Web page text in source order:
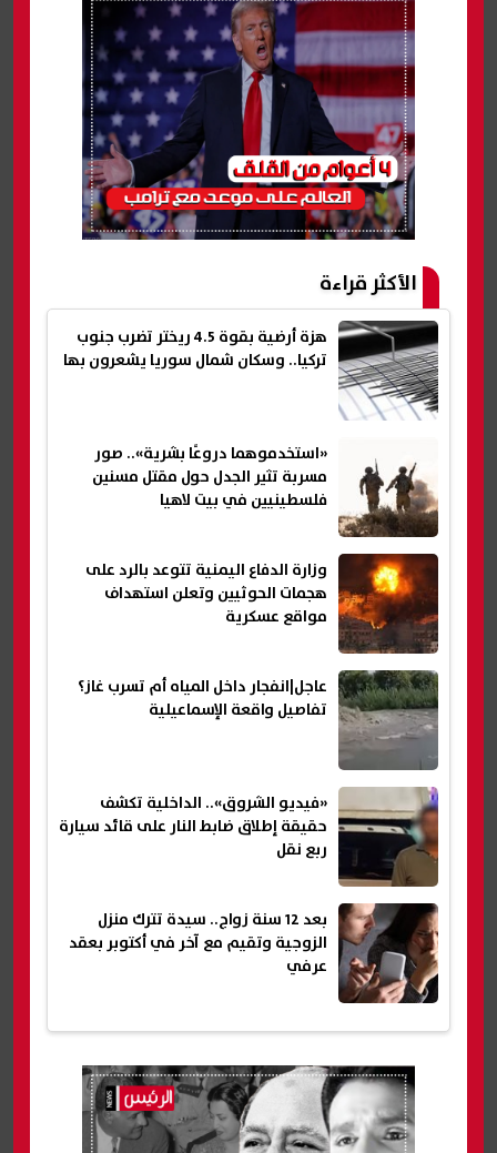
الأكثر قراءة
هزة أرضية بقوة 4.5 ريختر تضرب جنوب
تركيا.. وسكان شمال سوريا يشعرون بها
«استخدموهما دروعًا بشرية».. صور
مسربة تثير الجدل حول مقتل مسنين
فلسطينيين في بيت لاهيا
وزارة الدفاع اليمنية تتوعد بالرد على
هجمات الحوثيين وتعلن استهداف
مواقع عسكرية
عاجل|انفجار داخل المياه أم تسرب غاز؟
تفاصيل واقعة الإسماعيلية
«فيديو الشروق».. الداخلية تكشف
حقيقة إطلاق ضابط النار على قائد سيارة
ربع نقل
بعد 12 سنة زواج.. سيدة تترك منزل
الزوجية وتقيم مع آخر في أكتوبر بعقد
عرفي